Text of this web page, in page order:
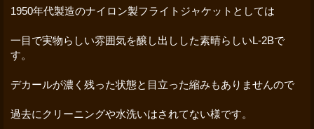
1950年代製造のナイロン製フライトジャケットとしては
一目で実物らしい雰囲気を醸し出しした素晴らしいL-2Bで
す。
デカールが濃く残った状態と目立った縮みもありませんので
過去にクリーニングや水洗いはされてない様です。